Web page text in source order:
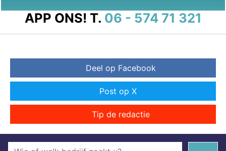
APP ONS! T. 06 - 574 71 321
Deel op Facebook
Post op X
Tip de redactie